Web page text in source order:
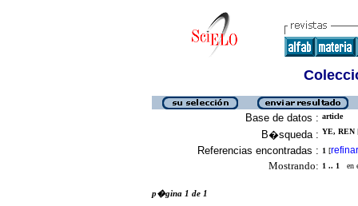
Base de datos : article
B�squeda : YE, REN
Referencias encontradas : 1 [refinar
Mostrando: 1 .. 1 en
p�gina 1 de 1